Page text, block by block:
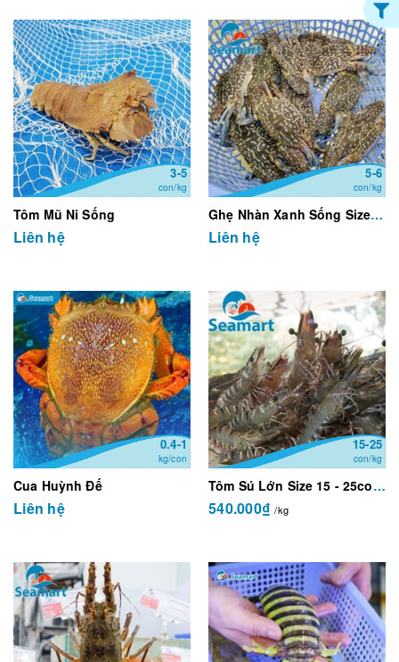
3-5
con/kg
Tôm Mũ Ni Sống
Liên hệ
5-6
con/kg
Ghẹ Nhàn Xanh Sống Size 5-6 con/kg
Liên hệ
0.4-1
kg/con
Cua Huỳnh Đế
Liên hệ
15-25
con/kg
Tôm Sú Lớn Size 15 - 25con/kg
540.000₫/kg